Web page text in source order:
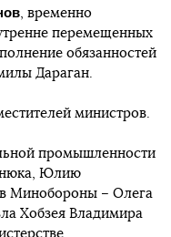
, временно
перемещенных
обязанностей
Дараган.
министров.
промышленности
Юлию
Минобороны – Олега
Хобзея Владимира